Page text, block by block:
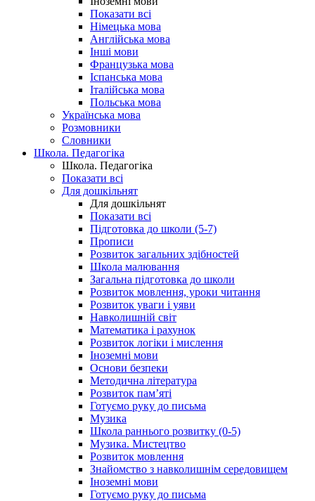
Показати всі
Німецька мова
Англійська мова
Інші мови
Французька мова
Іспанська мова
Італійська мова
Польська мова
Українська мова
Розмовники
Словники
Школа. Педагогіка
Школа. Педагогіка
Показати всі
Для дошкільнят
Для дошкільнят
Показати всі
Підготовка до школи (5-7)
Прописи
Розвиток загальних здібностей
Школа малювання
Загальна підготовка до школи
Розвиток мовлення, уроки читання
Розвиток уваги і уяви
Навколишній світ
Математика і рахунок
Розвиток логіки і мислення
Іноземні мови
Основи безпеки
Методична література
Розвиток пам’яті
Готуємо руку до письма
Музика
Школа раннього розвитку (0-5)
Музика. Мистецтво
Розвиток мовлення
Знайомство з навколишнім середовищем
Іноземні мови
Готуємо руку до письма